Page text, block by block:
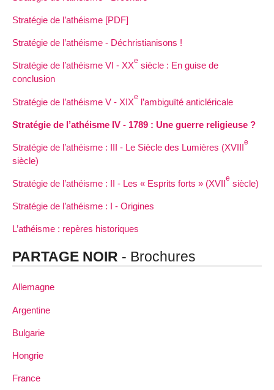
Stratégie de l’athéisme [PDF]
Stratégie de l’athéisme - Déchristianisons !
Stratégie de l’athéisme VI - XXe siècle : En guise de
conclusion
Stratégie de l’athéisme V - XIXe l’ambiguïté anticléricale
Stratégie de l’athéisme IV - 1789 : Une guerre religieuse ?
Stratégie de l’athéisme : III - Le Siècle des Lumières (XVIIIe
siècle)
Stratégie de l’athéisme : II - Les « Esprits forts » (XVIIe siècle)
Stratégie de l’athéisme : I - Origines
L’athéisme : repères historiques
PARTAGE NOIR - Brochures
Allemagne
Argentine
Bulgarie
Hongrie
France